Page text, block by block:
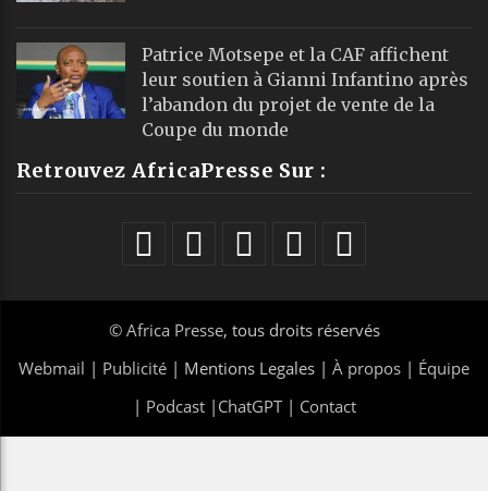
Patrice Motsepe et la CAF affichent
leur soutien à Gianni Infantino après
l’abandon du projet de vente de la
Coupe du monde
Retrouvez AfricaPresse Sur :
© Africa Presse, tous droits réservés
Webmail | Publicité | Mentions Legales | À propos | Équipe
| Podcast| ChatGPT| Contact